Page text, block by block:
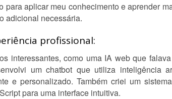
para aplicar meu conhecimento e aprender
adicional necessária.
profissional:
interessantes, como uma IA web que
um chatbot que utiliza inteligência
e personalizado. Também criei um
para uma interface intuitiva.